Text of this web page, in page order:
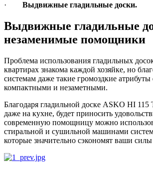
· Выдвижные гладильные доски.
Выдвижные гладильные
незаменимые помощники
Проблема использования гладильных
квартирах знакома каждой хозяйке, но
системам даже такие громоздкие атрибуты
компактными и незаметными.
Благодаря гладильной доске ASKO HI 115
даже на кухне, будет приносить
современную помощницу можно
стиральной и сушильной машинами
которые значительно сэкономят ваши